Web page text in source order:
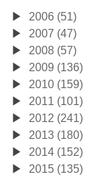
2006 (51)
2007 (47)
2008 (57)
2009 (136)
2010 (159)
2011 (101)
2012 (241)
2013 (180)
2014 (152)
2015 (135)